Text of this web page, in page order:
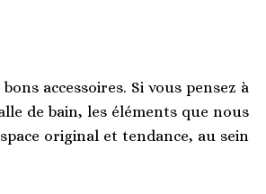
accessoires. Si vous pensez à
de bain, les éléments que nous
original et tendance, au sein